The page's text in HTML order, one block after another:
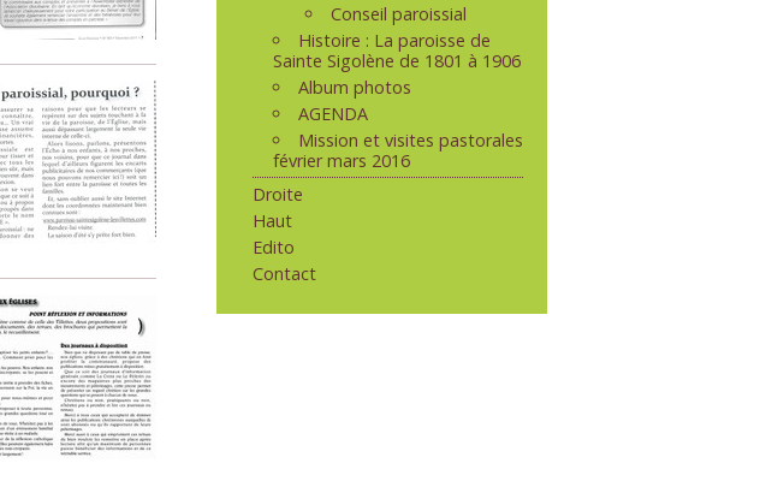
Conseil paroissial
Histoire : La paroisse de
Sainte Sigolène de 1801 à 1906
Album photos
AGENDA
Mission et visites pastorales
février mars 2016
Droite
Haut
Edito
Contact